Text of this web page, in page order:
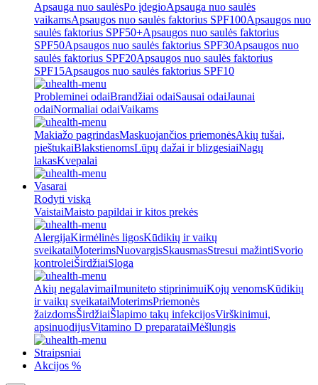
Apsauga nuo saulėsPo įdegioApsauga nuo saulės
vaikamsApsaugos nuo saulės faktorius SPF100Apsaugos nuo
saulės faktorius SPF50+Apsaugos nuo saulės faktorius
SPF50Apsaugos nuo saulės faktorius SPF30Apsaugos nuo
saulės faktorius SPF20Apsaugos nuo saulės faktorius
SPF15Apsaugos nuo saulės faktorius SPF10
Probleminei odaiBrandžiai odaiSausai odaiJaunai
odaiNormaliai odaiVaikams
Makiažo pagrindasMaskuojančios priemonėsAkių tušai,
pieštukaiBlakstienomsLūpų dažai ir blizgesiaiNagų
lakasKvepalai
Vasarai
Rodyti viską
VaistaiMaisto papildai ir kitos prekės
AlergijaKirmėlinės ligosKūdikių ir vaikų
sveikataiMoterimsNuovargisSkausmasStresui mažintiSvorio
kontroleiŠirdžiaiSloga
Akių negalavimaiImuniteto stiprinimuiKojų venomsKūdikių
ir vaikų sveikataiMoterimsPriemonės
žaizdomsŠirdžiaiŠlapimo takų infekcijosVirškinimui,
apsinuodijusVitamino D preparataiMėšlungis
Straipsniai
Akcijos %